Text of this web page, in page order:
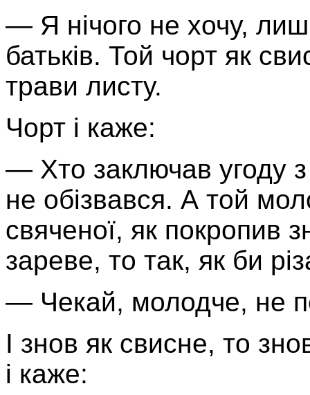
— Я нічого не хочу,
батьків. Той чорт як
трави листу.
Чорт і каже:
— Хто заключав угоду з
не обізвався. А той
свяченої, як покропив
зареве, то так, як би
— Чекай, молодче, не
І знов як свисне, то
і каже: